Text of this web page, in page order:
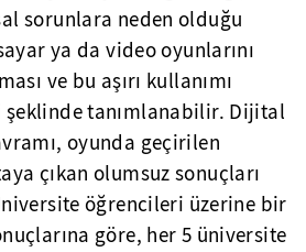
sorunlara neden olduğu
ya da video oyunlarını
ve bu aşırı kullanımı
şeklinde tanımlanabilir. Dijital
oyunda geçirilen
çıkan olumsuz sonuçları
öğrencileri üzerine bir
göre, her 5 üniversite